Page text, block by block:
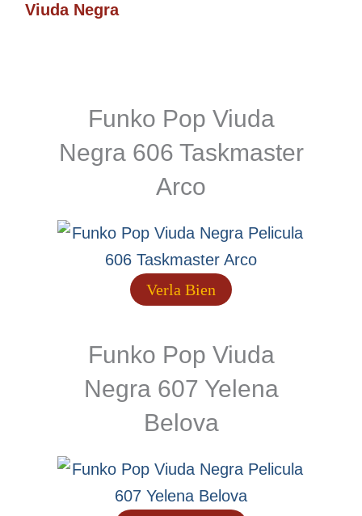
Viuda Negra
Funko Pop Viuda
Negra 606 Taskmaster
Arco
Verla Bien
Funko Pop Viuda
Negra 607 Yelena
Belova